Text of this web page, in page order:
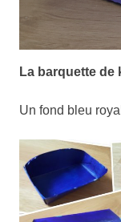
La barquette de
Un fond bleu